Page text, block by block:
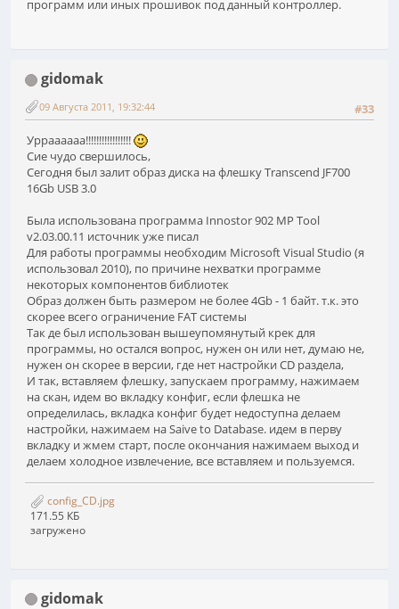
программ или иных прошивок под данный контроллер.
gidomak
#33
09 Августа 2011, 19:32:44
Урраааааа!!!!!!!!!!!!!!!!!
Сие чудо свершилось,
Сегодня был залит образ диска на флешку Transcend JF700
16Gb USB 3.0
Была использована программа Innostor 902 MP Tool
v2.03.00.11 источник уже писал
Для работы программы необходим Microsoft Visual Studio (я
использовал 2010), по причине нехватки программе
некоторых компонентов библиотек
Образ должен быть размером не более 4Gb - 1 байт. т.к. это
скорее всего ограничение FAT системы
Так де был использован вышеупомянутый крек для
программы, но остался вопрос, нужен он или нет, думаю не,
нужен он скорее в версии, где нет настройки CD раздела,
И так, вставляем флешку, запускаем программу, нажимаем
на скан, идем во вкладку конфиг, если флешка не
определилась, вкладка конфиг будет недоступна делаем
настройки, нажимаем на Saive to Database. идем в перву
вкладку и жмем старт, после окончания нажимаем выход и
делаем холодное извлечение, все вставляем и пользуемся.
config_CD.jpg
171.55 КБ
загружено
gidomak